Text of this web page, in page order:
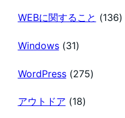
WEBに関すること (136)
Windows(31)
WordPress(275)
アウトドア (18)